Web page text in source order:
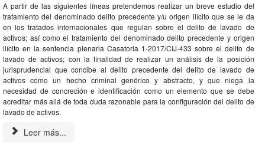
A partir de las siguientes líneas pretendemos realizar un breve estudio del
tratamiento del denominado delito precedente y/u origen ilícito que se le da
en los tratados internacionales que regulan sobre el delito de lavado de
activos; así como el tratamiento del denominado delito precedente y origen
ilícito en la sentencia plenaria Casatoria 1-2017/CIJ-433 sobre el delito de
lavado de activos; con la finalidad de realizar un análisis de la posición
jurisprudencial que concibe al delito precedente del delito de lavado de
activos como un hecho criminal genérico y abstracto, y que niega la
necesidad de concreción e identificación como un elemento que se debe
acreditar más allá de toda duda razonable para la configuración del delito de
lavado de activos.
Leer más...